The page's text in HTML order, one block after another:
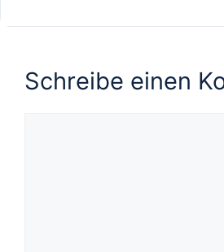
Schreibe einen